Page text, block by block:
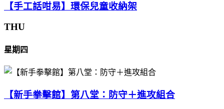
【手工話咁易】環保兒童收納架
THU
星期四
【新手拳擊館】第八堂：防守＋進攻組合